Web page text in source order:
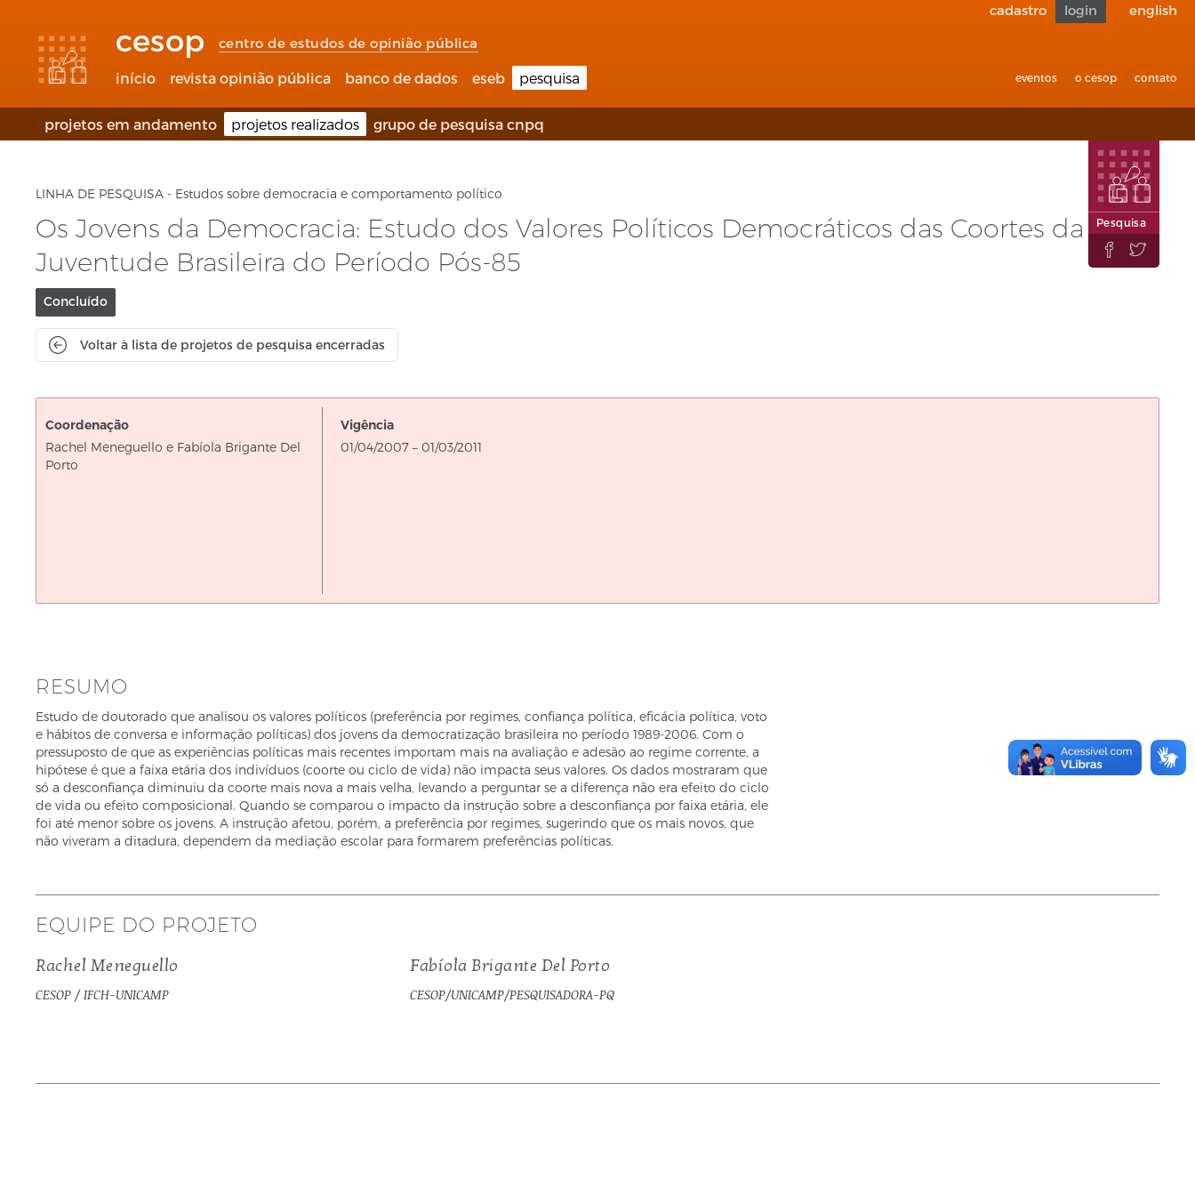
acessibilidade
conteúdo
rodapé
idioma
(Language
selection)
cesop centro de estudos de opinião pública
início revista opinião pública banco de dados eseb pesquisa
projetos em andamento projetos realizados grupo de pesquisa cnpq
eventos o cesop contato
cadastro login english
LINHA DE PESQUISA - Estudos sobre democracia e comportamento político
Os Jovens da Democracia: Estudo dos Valores Políticos Democráticos das Coortes da
Juventude Brasileira do Período Pós-85
Situação
do
projeto:
Concluído
Voltar à lista de projetos de pesquisa encerradas
Pesquisa
 
Coordenação
Rachel Meneguello e Fabíola Brigante Del
Porto
Vigência
De
01/04/2007 – até
01/03/2011
RESUMO
Estudo de doutorado que analisou os valores políticos (preferência por regimes, confiança política, eficácia política, voto
e hábitos de conversa e informação políticas) dos jovens da democratização brasileira no período 1989-2006. Com o
pressuposto de que as experiências políticas mais recentes importam mais na avaliação e adesão ao regime corrente, a
hipótese é que a faixa etária dos indivíduos (coorte ou ciclo de vida) não impacta seus valores. Os dados mostraram que
só a desconfiança diminuiu da coorte mais nova a mais velha, levando a perguntar se a diferença não era efeito do ciclo
de vida ou efeito composicional. Quando se comparou o impacto da instrução sobre a desconfiança por faixa etária, ele
foi até menor sobre os jovens. A instrução afetou, porém, a preferência por regimes, sugerindo que os mais novos, que
não viveram a ditadura, dependem da mediação escolar para formarem preferências políticas.
EQUIPE DO PROJETO
Rachel Meneguello
CESOP / IFCH-UNICAMP
Fabíola Brigante Del Porto
CESOP/UNICAMP/PESQUISADORA-PQ